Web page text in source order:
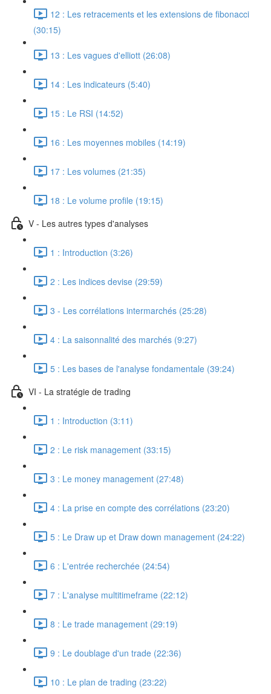
12 : Les retracements et les extensions de fibonacci
(30:15)
13 : Les vagues d'elliott (26:08)
14 : Les indicateurs (5:40)
15 : Le RSI (14:52)
16 : Les moyennes mobiles (14:19)
17 : Les volumes (21:35)
18 : Le volume profile (19:15)
V - Les autres types d'analyses
1 : Introduction (3:26)
2 : Les indices devise (29:59)
3 - Les corrélations intermarchés (25:28)
4 : La saisonnalité des marchés (9:27)
5 : Les bases de l'analyse fondamentale (39:24)
VI - La stratégie de trading
1 : Introduction (3:11)
2 : Le risk management (33:15)
3 : Le money management (27:48)
4 : La prise en compte des corrélations (23:20)
5 : Le Draw up et Draw down management (24:22)
6 : L'entrée recherchée (24:54)
7 : L'analyse multitimeframe (22:12)
8 : Le trade management (29:19)
9 : Le doublage d'un trade (22:36)
10 : Le plan de trading (23:22)